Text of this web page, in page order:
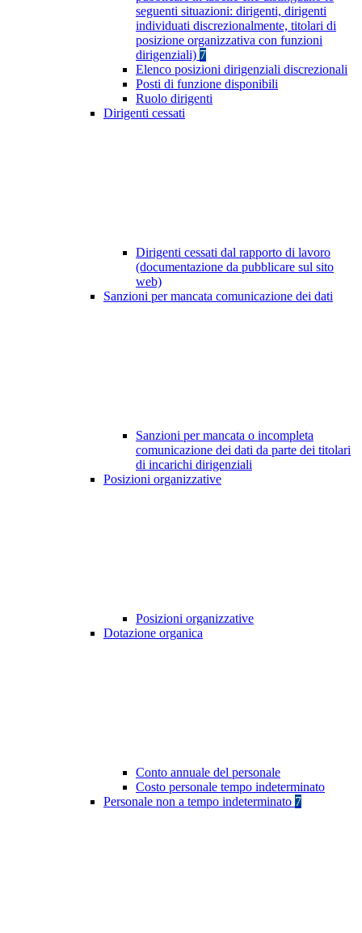
seguenti situazioni: dirigenti, dirigenti
individuati discrezionalmente, titolari di
posizione organizzativa con funzioni
dirigenziali) 7
Elenco posizioni dirigenziali discrezionali
Posti di funzione disponibili
Ruolo dirigenti
Dirigenti cessati
Dirigenti cessati dal rapporto di lavoro
(documentazione da pubblicare sul sito
web)
Sanzioni per mancata comunicazione dei dati
Sanzioni per mancata o incompleta
comunicazione dei dati da parte dei titolari
di incarichi dirigenziali
Posizioni organizzative
Posizioni organizzative
Dotazione organica
Conto annuale del personale
Costo personale tempo indeterminato
Personale non a tempo indeterminato 7